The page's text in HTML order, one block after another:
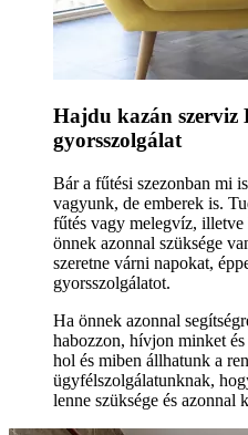
Hajdu kazán szerviz
gyorsszolgálat
Bár a fűtési szezonban mi
vagyunk, de emberek is.
fűtés vagy melegvíz, illetve
önnek azonnal szüksége
szeretne várni napokat,
gyorsszolgálatot.
Ha önnek azonnal
habozzon, hívjon minket
hol és miben állhatunk a
ügyfélszolgálatunknak,
lenne szüksége és azonnal